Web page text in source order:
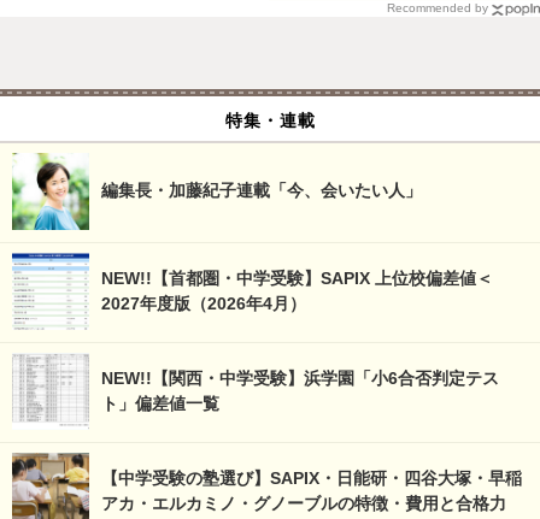
Recommended by
特集・連載
編集長・加藤紀子連載「今、会いたい人」
NEW!!【首都圏・中学受験】SAPIX 上位校偏差値＜
2027年度版（2026年4月）
NEW!!【関西・中学受験】浜学園「小6合否判定テス
ト」偏差値一覧
【中学受験の塾選び】SAPIX・日能研・四谷大塚・早稲
アカ・エルカミノ・グノーブルの特徴・費用と合格力